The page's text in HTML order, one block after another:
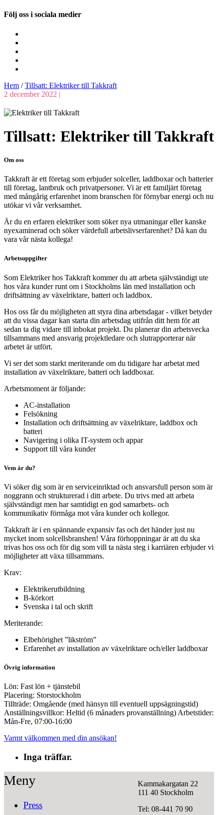
Följ oss i sociala medier
Hem /Tillsatt: Elektriker till Takkraft
2 december 2022 |
Tillsatt: Elektriker till Takkraft
Om oss
Takkraft är ett företag som erbjuder solceller, laddboxar och batterier
till företag, lantbruk och privatpersoner. Vi är ett familjärt företag
med mångårig erfarenhet inom branschen för förnybar energi och nu
utökar vi vår verksamhet.
Är du en erfaren elektriker som söker nya utmaningar eller kanske
nyexaminerad och söker värdefull arbetslivserfarenhet? Då kan du
vara vår nästa kollega!
Arbetsuppgifter
Som Elektriker hos Takkraft kommer du att arbeta självständigt ute
hos våra kunder runt om i Stockholms län med installation och
driftsättning av växelriktare, batteri och laddbox.
Hos oss får du möjligheten att styra dina arbetsdagar- vilket betyder
att du vissa dagar kan starta din arbetsdag utifrån ditt hem för att
sedan ta dig vidare till inbokat projekt. Du planerar din arbetsvecka
tillsammans med ansvarig projektledare och slutrapporterar när
arbetet är utfört.
Vi ser det som starkt meriterande om du tidigare har arbetat med
installation av växelriktare, batteri och laddboxar.
Arbetsmoment är följande:
AC-installation
Felsökning
Installation och driftsättning av växelriktare, laddbox och
batteri
Navigering i olika IT-system och appar
Support till våra kunder
Vem är du?
Vi söker dig som är en serviceinriktad och ansvarsfull person som är
noggrann och strukturerad i ditt arbete. Du trivs med att arbeta
självständigt men har samtidigt en god samarbets- och
kommunikativ förmåga mot våra kunder och kollegor.
Takkraft är i en spännande expansiv fas och det händer just nu
mycket inom solcellsbranshen! Våra förhoppningar är att du ska
trivas hos oss och för dig som vill ta nästa steg i karriären erbjuder vi
möjligheter att växa tillsammans.
Krav:
Elektrikerutbildning
B-körkort
Svenska i tal och skrift
Meriterande:
Elbehörighet ”likström”
Erfarenhet av installation av växelriktare och/eller laddboxar
Övrig information
Lön: Fast lön + tjänstebil
Placering: Storstockholm
Tillträde: Omgående (med hänsyn till eventuell uppsägningstid)
Anställningsvillkor: Heltid (6 månaders provanställning) Arbetstider:
Mån-Fre, 07:00-16:00
Varmt välkommen med din ansökan!
Inga träffar.
Meny
Press
Kammakargatan 22
111 40 Stockholm
Tel: 08-441 70 90